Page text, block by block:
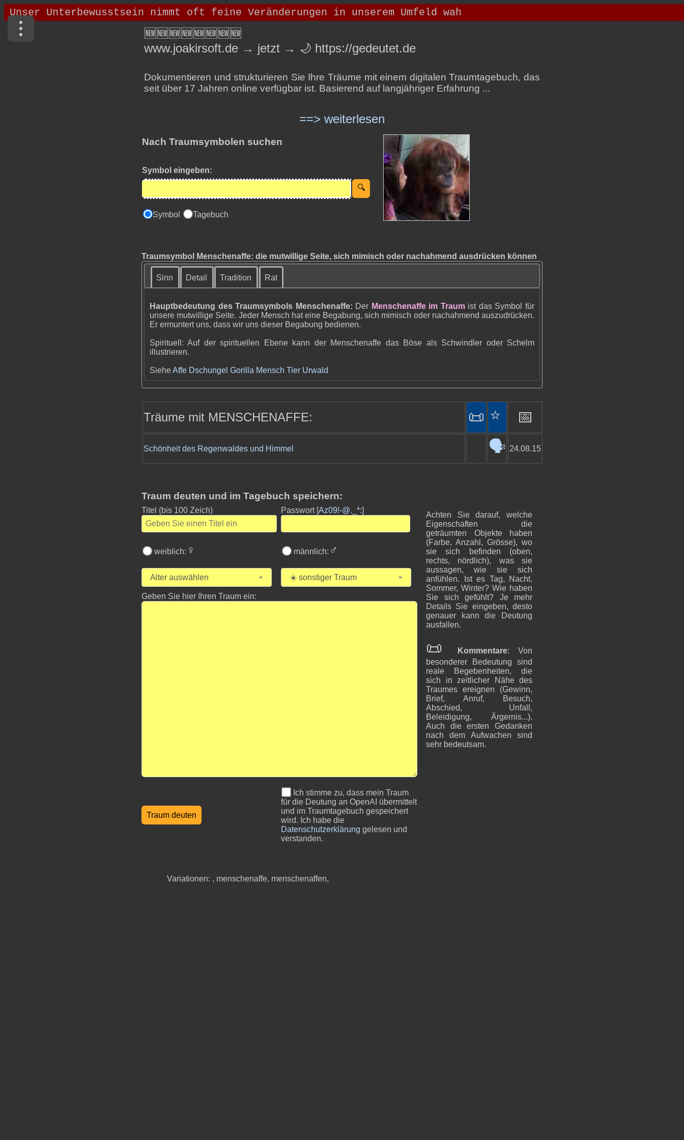
🆕🆕🆕🆕🆕🆕🆕🆕
www.joakirsoft.de → jetzt → 🌙 https://gedeutet.de
Dokumentieren und strukturieren Sie Ihre Träume mit einem digitalen Traumtagebuch, das
seit über 17 Jahren online verfügbar ist. Basierend auf langjähriger Erfahrung ...
==> weiterlesen
Nach Traumsymbolen suchen
Symbol eingeben:
Symbol Tagebuch
Traumsymbol Menschenaffe: die mutwillige Seite, sich mimisch oder nachahmend ausdrücken können
Sinn Detail Tradition Rat
Hauptbedeutung des Traumsymbols Menschenaffe: Der Menschenaffe im Traumist das Symbol für
unsere mutwillige Seite. Jeder Mensch hat eine Begabung, sich mimisch oder nachahmend auszudrücken.
Er ermuntert uns, dass wir uns dieser Begabung bedienen.
Spirituell: Auf der spirituellen Ebene kann der Menschenaffe das Böse als Schwindler oder Schelm
illustrieren.
SieheAffe Dschungel Gorilla Mensch Tier Urwald
Träume mit MENSCHENAFFE: 📜 ⭐️ 📅
Schönheit des Regenwaldes und Himmel 🗣️ 24.08.15
Traum deuten und im Tagebuch speichern:
Titel (bis 100 Zeich) Passwort [Az09!-@._*:]
Achten Sie darauf, welche
Eigenschaften die
geträumten Objekte haben
(Farbe, Anzahl, Grösse), wo
sie sich befinden (oben,
rechts, nördlich), was sie
aussagen, wie sie sich
anfühlen. Ist es Tag, Nacht,
Sommer, Winter? Wie haben
Sie sich gefühlt? Je mehr
Details Sie eingeben, desto
genauer kann die Deutung
ausfallen.
📜 Kommentare: Von
besonderer Bedeutung sind
reale Begebenheiten, die
sich in zeitlicher Nähe des
Traumes ereignen (Gewinn,
Brief, Anruf, Besuch,
Abschied, Unfall,
Beleidigung, Ärgernis...).
Auch die ersten Gedanken
nach dem Aufwachen sind
sehr bedeutsam.
weiblich: ♀ männlich: ♂
Alter auswählen ☀️ sonstiger Traum
Geben Sie hier Ihren Traum ein:
Ich stimme zu, dass mein Traum
für die Deutung an OpenAI übermittelt
und im Traumtagebuch gespeichert
wird. Ich habe die
Datenschutzerklärung gelesen und
verstanden.
Variationen: , menschenaffe, menschenaffen,